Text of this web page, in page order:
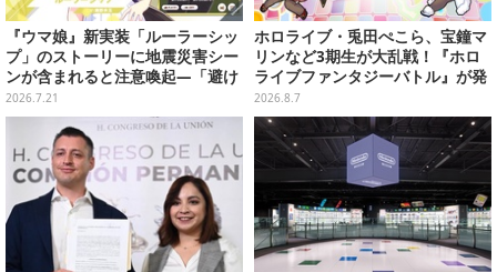
『ウマ娘』新実装「ルーラーシッ
プ」のストーリーに地震災害シー
ンが含まれると注意喚起―「避け
ては語れないわな」「あの件から
逃げないウマ娘は好きよ」
2026.7.21
ホロライブ・兎田ぺこら、宝鐘マ
リンなど3期生が大乱戦！『ホロ
ライブファンタジーバトル』が発
売ーお馴染みの語録が装備
に、“ニセ3期生”とのバトルもあ
る
2026.8.7